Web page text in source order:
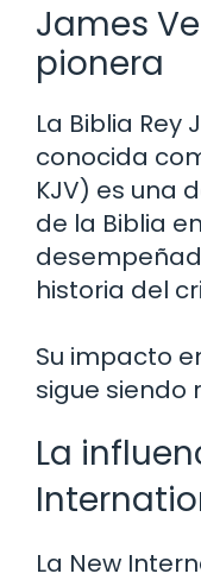
James
pionera
La Biblia
conocida
KJV) es una
de la Biblia
historia del
Su impacto
sigue siendo
La
La New